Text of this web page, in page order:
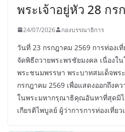
พระเจ้าอยู่หัว 28 ก
24/07/2026 กองบรรณาธิการ
วันที่ 23 กรกฎาคม 2569 การท่องเ
จัดพิธีถวายพระพรชัยมงคล เนื่องใ
พระชนมพรรษา พระบาทสมเด็จพร
กรกฎาคม 2569 เพื่อแสดงออกถึงค
ในพระมหากรุณาธิคุณอันหาที่สุดมิ
เกียรติไพบูลย์ ผู้ว่าการการท่องเที่ย